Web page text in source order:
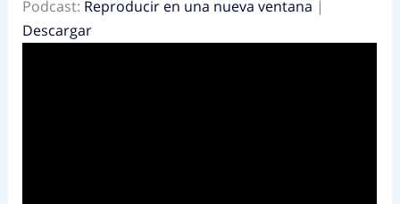
Podcast: Reproducir en una nueva ventana |
Descargar